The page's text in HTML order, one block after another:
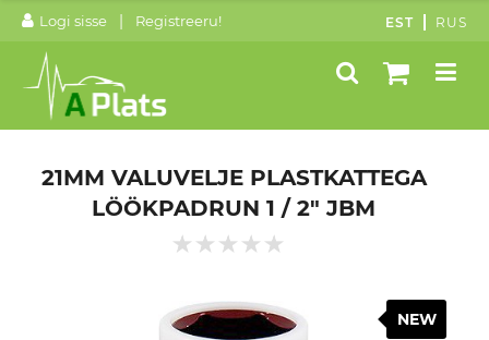
Logi sisse | Registreeru! EST RUS
21MM VALUVELJE PLASTKATTEGA
LÖÖKPADRUN 1 / 2" JBM
NEW